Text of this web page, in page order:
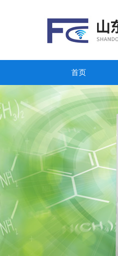
首页